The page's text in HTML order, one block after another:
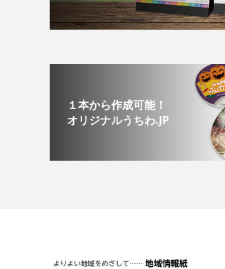
１本から作成可能！
オリジナルうちわ.JP